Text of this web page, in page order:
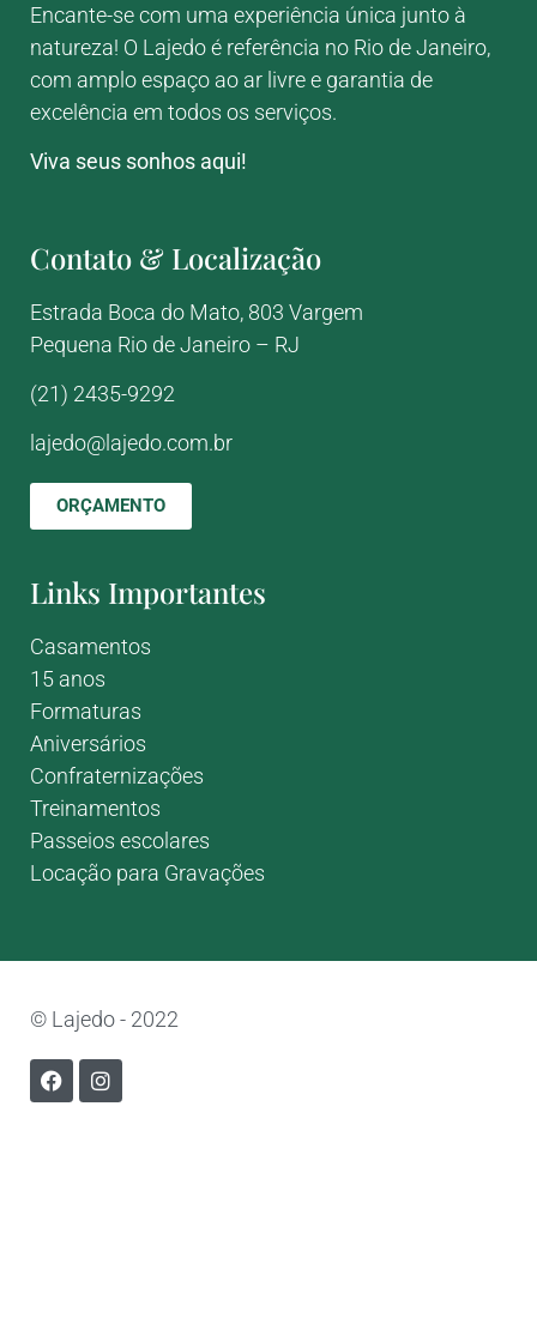
Encante-se com uma experiência única junto à
natureza! O Lajedo é referência no Rio de Janeiro,
com amplo espaço ao ar livre e garantia de
excelência em todos os serviços.
Viva seus sonhos aqui!
Contato & Localização
Estrada Boca do Mato, 803 Vargem
Pequena Rio de Janeiro – RJ
(21) 2435-9292
lajedo@lajedo.com.br
ORÇAMENTO
Links Importantes
Casamentos
15 anos
Formaturas
Aniversários
Confraternizações
Treinamentos
Passeios escolares
Locação para Gravações
© Lajedo - 2022